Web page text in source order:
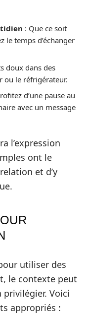
: Que ce soit
le temps d’échanger
doux dans des
ou le réfrigérateur.
d’une pause au
avec un message
l’expression
ont le
et d’y
utiliser des
le contexte peut
Voici
appropriés :